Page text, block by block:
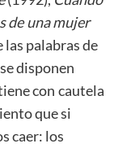
de una mujer
palabras de
disponen
con cautela
que si
caer: los